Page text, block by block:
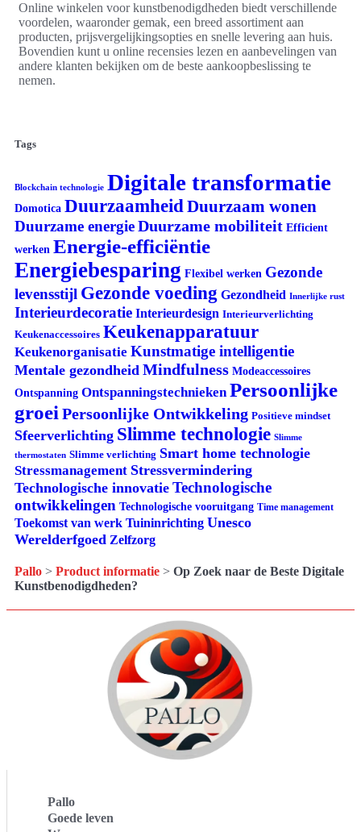
Online winkelen voor kunstbenodigdheden biedt verschillende
voordelen, waaronder gemak, een breed assortiment aan
producten, prijsvergelijkingsopties en snelle levering aan huis.
Bovendien kunt u online recensies lezen en aanbevelingen van
andere klanten bekijken om de beste aankoopbeslissing te
nemen.
Tags
Blockchain technologie Digitale transformatie
Domotica Duurzaamheid Duurzaam wonen
Duurzame energieDuurzame mobiliteit Efficient
werken Energie-efficiëntie
Energiebesparing Flexibel werken Gezonde
levensstijl Gezonde voeding Gezondheid Innerlijke rust
Interieurdecoratie Interieurdesign Interieurverlichting
Keukenaccessoires Keukenapparatuur
Keukenorganisatie Kunstmatige intelligentie
Mentale gezondheid Mindfulness Modeaccessoires
Ontspanning Ontspanningstechnieken Persoonlijke
groei Persoonlijke Ontwikkeling Positieve mindset
Sfeerverlichting Slimme technologie Slimme
thermostaten Slimme verlichting Smart home technologie
Stressmanagement Stressvermindering
Technologische innovatie Technologische
ontwikkelingen Technologische vooruitgang Time management
Toekomst van werk Tuininrichting Unesco
Werelderfgoed Zelfzorg
Pallo > Product informatie > Op Zoek naar de Beste Digitale
Kunstbenodigdheden?
Pallo
Goede leven